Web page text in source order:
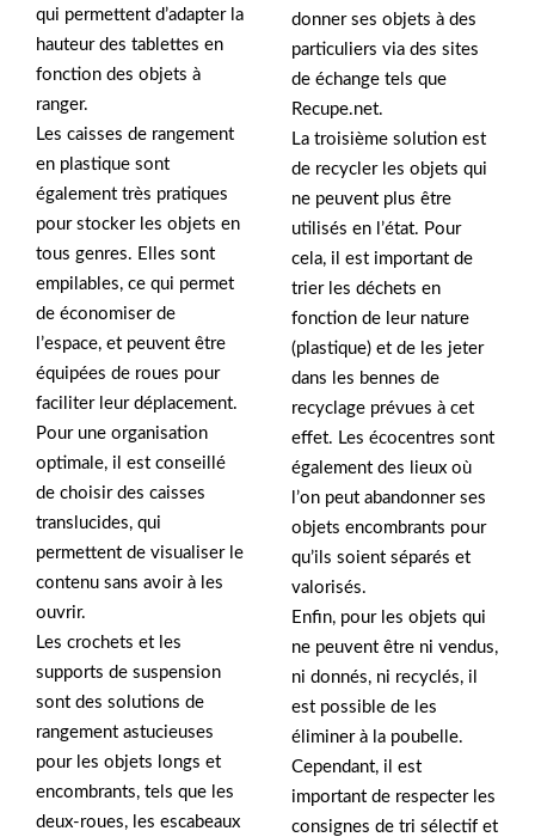
qui permettent d’adapter la
hauteur des tablettes en
fonction des objets à
ranger.
Les caisses de rangement
en plastique sont
également très pratiques
pour stocker les objets en
tous genres. Elles sont
empilables, ce qui permet
de économiser de
l’espace, et peuvent être
équipées de roues pour
faciliter leur déplacement.
Pour une organisation
optimale, il est conseillé
de choisir des caisses
translucides, qui
permettent de visualiser le
contenu sans avoir à les
ouvrir.
Les crochets et les
supports de suspension
sont des solutions de
rangement astucieuses
pour les objets longs et
encombrants, tels que les
deux-roues, les escabeaux
donner ses objets à des
particuliers via des sites
de échange tels que
Recupe.net.
La troisième solution est
de recycler les objets qui
ne peuvent plus être
utilisés en l’état. Pour
cela, il est important de
trier les déchets en
fonction de leur nature
(plastique) et de les jeter
dans les bennes de
recyclage prévues à cet
effet. Les écocentres sont
également des lieux où
l’on peut abandonner ses
objets encombrants pour
qu’ils soient séparés et
valorisés.
Enfin, pour les objets qui
ne peuvent être ni vendus,
ni donnés, ni recyclés, il
est possible de les
éliminer à la poubelle.
Cependant, il est
important de respecter les
consignes de tri sélectif et